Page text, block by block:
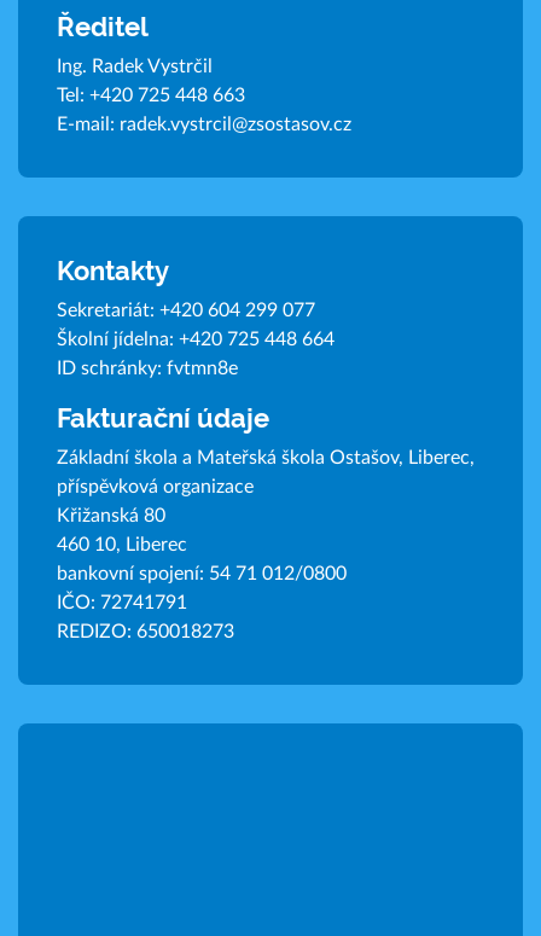
Ředitel
Ing. Radek Vystrčil
Tel: +420 725 448 663
E-mail: radek.vystrcil@zsostasov.cz
Kontakty
Sekretariát: +420 604 299 077
Školní jídelna: +420 725 448 664
ID schránky: fvtmn8e
Fakturační údaje
Základní škola a Mateřská škola Ostašov, Liberec,
příspěvková organizace
Křižanská 80
460 10, Liberec
bankovní spojení: 54 71 012/0800
IČO: 72741791
REDIZO: 650018273